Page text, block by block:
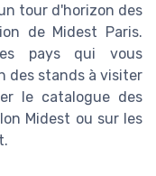
tour d'horizon des
de Midest Paris.
pays qui vous
des stands à visiter
le catalogue des
Midest ou sur les